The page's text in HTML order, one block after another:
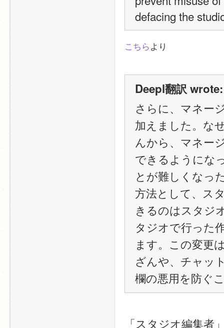
defacing the
こちらより
Deepl翻訳 wrote:
さらに、マネー
加えました。な
んから、マネー
できるようにな
とが難しくなっ
方法として、ス
きるのはスタジ
タジオで行った
ます。この変更
ざんや、チャッ
欄の悪用を防ぐ
「スタジオ編集